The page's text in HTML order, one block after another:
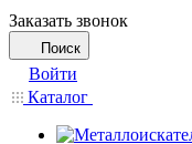
Заказать звонок
Поиск
Войти
Каталог